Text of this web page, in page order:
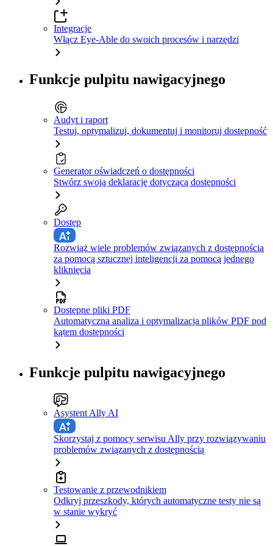
Integracje
Włącz Eye-Able do swoich procesów i narzędzi
Funkcje pulpitu nawigacyjnego
Audyt i raport
Testuj, optymalizuj, dokumentuj i monitoruj dostępność
Generator oświadczeń o dostępności
Stwórz swoją deklarację dotyczącą dostępności
Dostęp
Rozwiąż wiele problemów związanych z dostępnością
za pomocą sztucznej inteligencji za pomocą jednego
kliknięcia
Dostępne pliki PDF
Automatyczna analiza i optymalizacja plików PDF pod
kątem dostępności
Funkcje pulpitu nawigacyjnego
Asystent Ally AI
Skorzystaj z pomocy serwisu Ally przy rozwiązywaniu
problemów związanych z dostępnością
Testowanie z przewodnikiem
Odkryj przeszkody, których automatyczne testy nie są
w stanie wykryć